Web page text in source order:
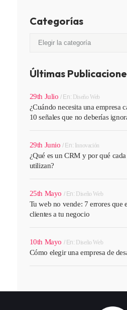
Categorías
Categorías
Últimas
29th JulioEn: Diseño Web
¿Cuándo necesita una empresa
10 señales que no deberías
29th JunioEn: Innovación
¿Qué es un CRM y por qué
utilizan?
25th Mayo En: Diseño Web
Tu web no vende: 7 errores que
clientes a tu negocio
10th Mayo En: Diseño Web
Cómo elegir una empresa de